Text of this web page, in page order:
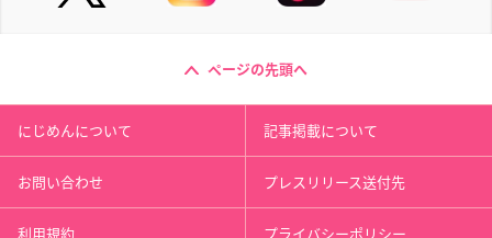
ページの先頭へ
にじめんについて 記事掲載について
お問い合わせ プレスリリース送付先
利用規約 プライバシーポリシー